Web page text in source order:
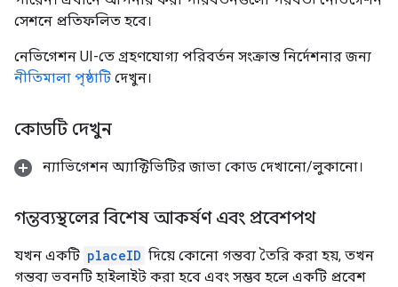
সেশনে প্রতিফলিত হবে।
নেভিগেশন UI-তে গ্রহণযোগ্য পরিবর্তন সংক্রান্ত নির্দেশনার জন্য
নীতিমালা পৃষ্ঠাটি দেখুন।
কোডটি দেখুন
ন্যাভিগেশন অ্যাক্টিভিটির জাভা কোড দেখানো/লুকানো।
গন্তব্যস্থলের বিশেষ আকর্ষণ এবং প্রবেশপথ
যখন একটি placeID দিয়ে কোনো গন্তব্য তৈরি করা হয়, তখন
গন্তব্য ভবনটি হাইলাইট করা হবে এবং সম্ভব হলে একটি প্রবেশ